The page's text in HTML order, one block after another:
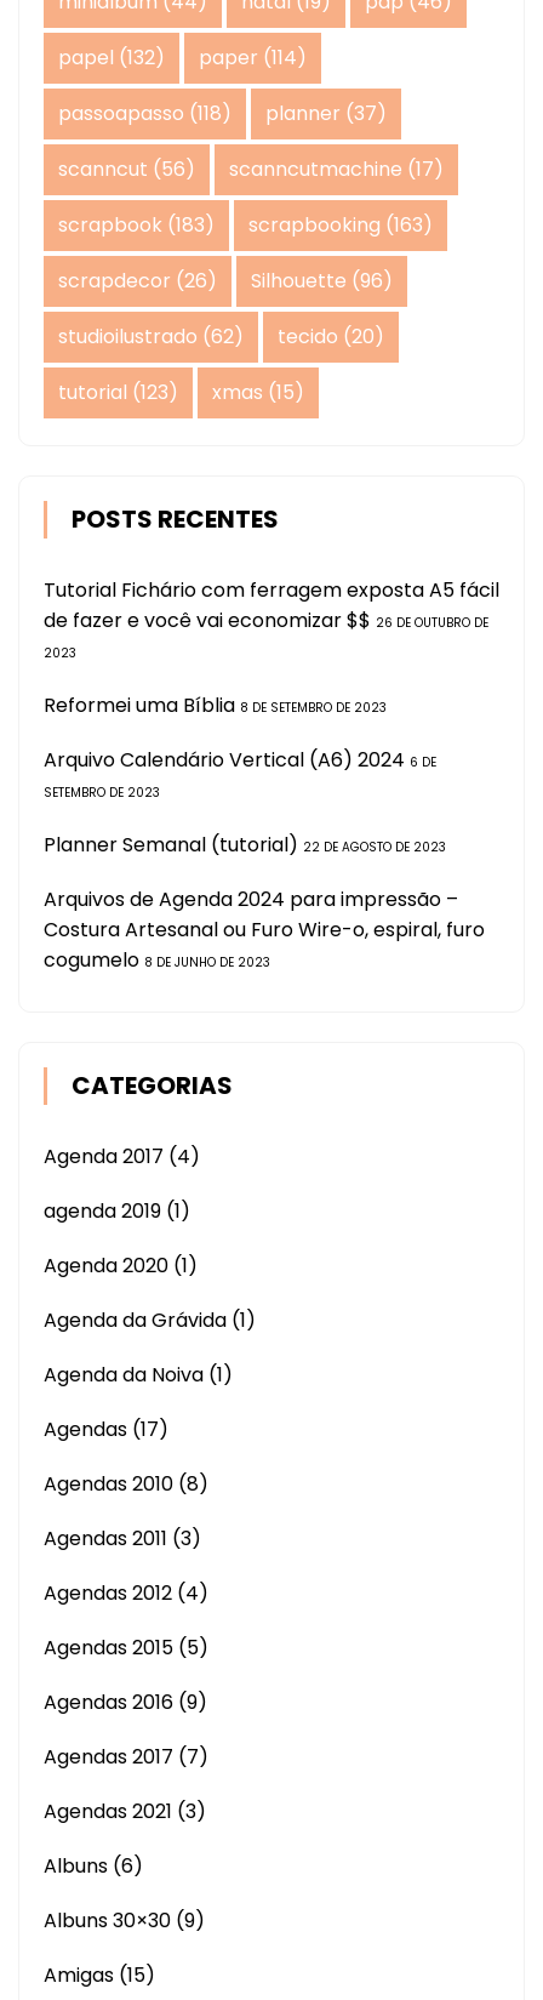
papel (132) paper (114)
passoapasso (118) planner (37)
scanncut (56) scanncutmachine (17)
scrapbook (183) scrapbooking (163)
scrapdecor (26) Silhouette (96)
studioilustrado (62) tecido (20)
tutorial (123) xmas (15)
POSTS RECENTES
Tutorial Fichário com ferragem exposta A5 fácil
de fazer e você vai economizar $$ 26 DE OUTUBRO DE
2023
Reformei uma Bíblia 8 DE SETEMBRO DE 2023
Arquivo Calendário Vertical (A6) 2024 6 DE
SETEMBRO DE 2023
Planner Semanal (tutorial) 22 DE AGOSTO DE 2023
Arquivos de Agenda 2024 para impressão –
Costura Artesanal ou Furo Wire-o, espiral, furo
cogumelo 8 DE JUNHO DE 2023
CATEGORIAS
Agenda 2017 (4)
agenda 2019 (1)
Agenda 2020 (1)
Agenda da Grávida (1)
Agenda da Noiva (1)
Agendas (17)
Agendas 2010 (8)
Agendas 2011 (3)
Agendas 2012 (4)
Agendas 2015 (5)
Agendas 2016 (9)
Agendas 2017 (7)
Agendas 2021 (3)
Albuns (6)
Albuns 30×30 (9)
Amigas (15)